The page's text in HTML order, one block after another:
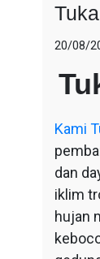
20/08/
Kami
dan
iklim
hujan